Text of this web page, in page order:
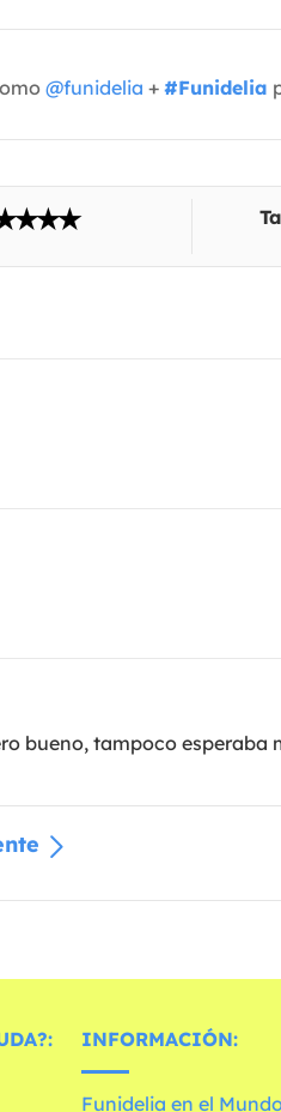
@funidelia + #Funidelia
bueno, tampoco esperaba
INFORMACIÓN:
Funidelia en el